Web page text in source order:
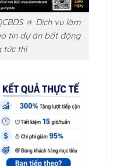
🔅 Dịch vụ làm
tin dự án bất động
tức thì